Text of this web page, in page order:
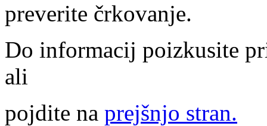
preverite črkovanje.
Do informacij poizkusite
ali
pojdite na prejšnjo stran.